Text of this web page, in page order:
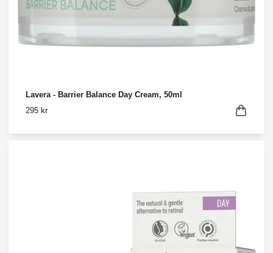
Lavera - Barrier Balance Day Cream, 50ml
295 kr